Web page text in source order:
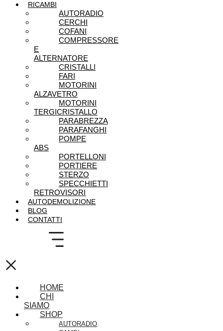
RICAMBI
AUTORADIO
CERCHI
COFANI
COMPRESSORE
E
ALTERNATORE
CRISTALLI
FARI
MOTORINI
ALZAVETRO
MOTORINI
TERGICRISTALLO
PARABREZZA
PARAFANGHI
POMPE
ABS
PORTELLONI
PORTIERE
STERZO
SPECCHIETTI
RETROVISORI
AUTODEMOLIZIONE
BLOG
CONTATTI
×
HOME
CHI
SIAMO
SHOP
AUTORADIO